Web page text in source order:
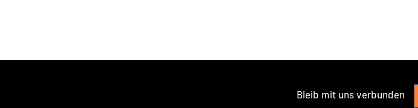
Bleib mit uns verbunden